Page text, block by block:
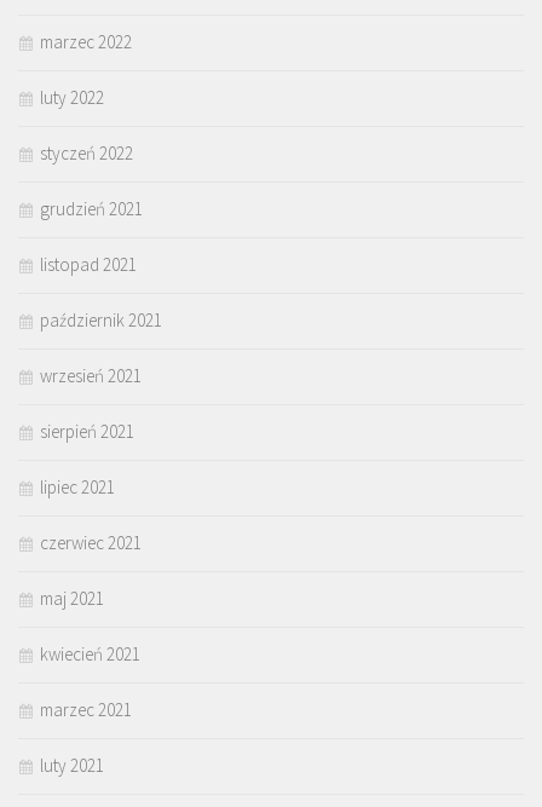
marzec 2022
luty 2022
styczeń 2022
grudzień 2021
listopad 2021
październik 2021
wrzesień 2021
sierpień 2021
lipiec 2021
czerwiec 2021
maj 2021
kwiecień 2021
marzec 2021
luty 2021